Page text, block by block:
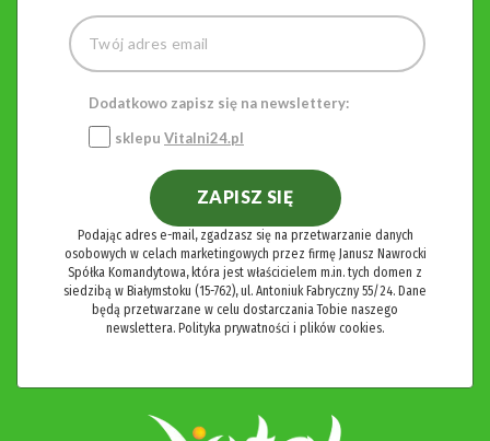
Dodatkowo zapisz się na newslettery:
sklepu Vitalni24.pl
ZAPISZ SIĘ
Podając adres e-mail, zgadzasz się na przetwarzanie danych
osobowych w celach marketingowych przez firmę Janusz Nawrocki
Spółka Komandytowa, która jest właścicielem m.in. tych domen z
siedzibą w Białymstoku (15-762), ul. Antoniuk Fabryczny 55/24. Dane
będą przetwarzane w celu dostarczania Tobie naszego
newslettera. Polityka prywatności i plików cookies.